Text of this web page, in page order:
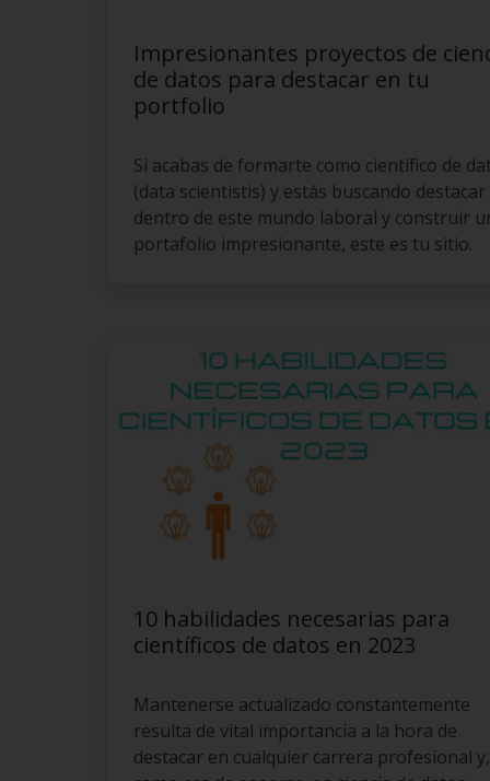
Impresionantes proyectos de
de datos para destacar en tu
portfolio
Si acabas de formarte como científico de
(data scientistis) y estás buscando destacar
dentro de este mundo laboral y construir
portafolio impresionante, este es tu sitio.
10 habilidades necesarias para
científicos de datos en 2023
Mantenerse actualizado constantemente
resulta de vital importancia a la hora de
destacar en cualquier carrera profesional y,